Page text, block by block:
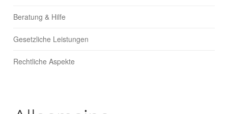
Beratung & Hilfe
Gesetzliche Leistungen
Rechtliche Aspekte